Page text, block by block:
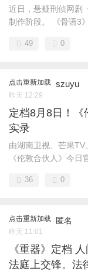
近日，悬疑刑侦网剧
制作阶段。 《骨语3
49 0
点击重新加载 szuyu
昨天 12:29
定档8月8日！《
实录
由湖南卫视、芒果
《伦敦合伙人》今日
36 0
点击重新加载 匿名
昨天 11:01
《重器》定档
法庭上交锋。法